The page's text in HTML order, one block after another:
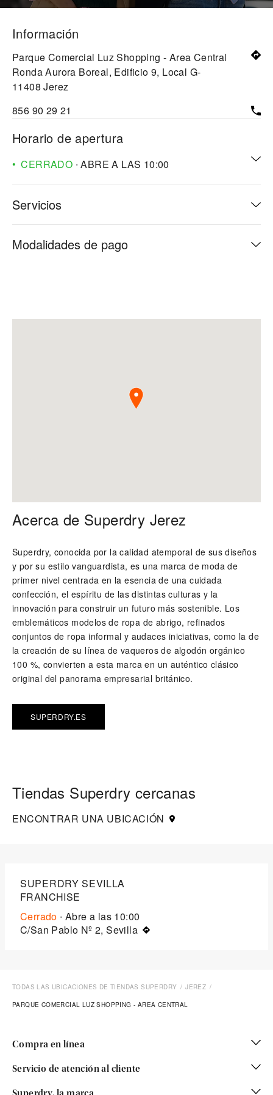
Información
Parque Comercial Luz Shopping - Area Central
Ronda Aurora Boreal, Edificio 9, Local G-
11408 Jerez
856 90 29 21
Horario de apertura
CERRADO ∙ ABRE A LAS 10:00
Servicios
Modalidades de pago
Acerca de Superdry Jerez
Superdry, conocida por la calidad atemporal de sus diseños
y por su estilo vanguardista, es una marca de moda de
primer nivel centrada en la esencia de una cuidada
confección, el espíritu de las distintas culturas y la
innovación para construir un futuro más sostenible. Los
emblemáticos modelos de ropa de abrigo, refinados
conjuntos de ropa informal y audaces iniciativas, como la de
la creación de su línea de vaqueros de algodón orgánico
100 %, convierten a esta marca en un auténtico clásico
original del panorama empresarial británico.
SUPERDRY.ES
Tiendas Superdry cercanas
ENCONTRAR UNA UBICACIÓN
SUPERDRY SEVILLA
FRANCHISE
Cerrado ∙ Abre a las 10:00
C/San Pablo Nº 2, Sevilla
TODAS LAS UBICACIONES DE TIENDAS SUPERDRY JEREZ
PARQUE COMERCIAL LUZ SHOPPING - AREA CENTRAL
Compra en línea
Servicio de atención al cliente